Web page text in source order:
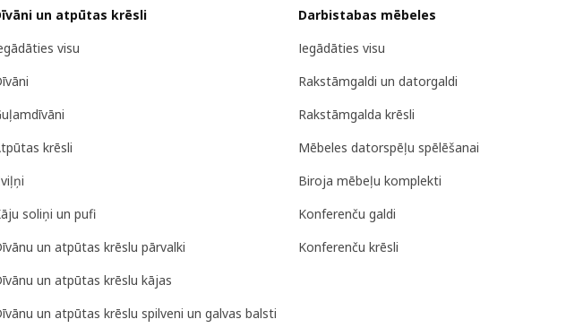
un atpūtas krēsli
visu
krēsli
soliņi un pufi
un atpūtas krēslu pārvalki
un atpūtas krēslu kājas
un atpūtas krēslu spilveni un galvas balsti
Darbistabas mēbeles
Iegādāties visu
Rakstāmgaldi un datorgaldi
Rakstāmgalda krēsli
Mēbeles datorspēļu spēlēšanai
Biroja mēbeļu komplekti
Konferenču galdi
Konferenču krēsli